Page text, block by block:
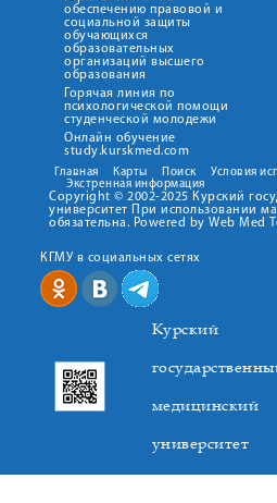
обеспечению правовой и
социальной защиты
обучающихся
образовательных
организаций высшего
образования
Горячая линия по
психологической помощи
студенческой молодежи
Онлайн обучение
study.kurskmed.com
Главная Карты Поиск
Условия
Экстренная информация
Copyright © 2002-2025 Курский
университет При использовании
обязательна. Powered by Web Med
КГМУ в социальных сетях
Курский
медицинский
университет